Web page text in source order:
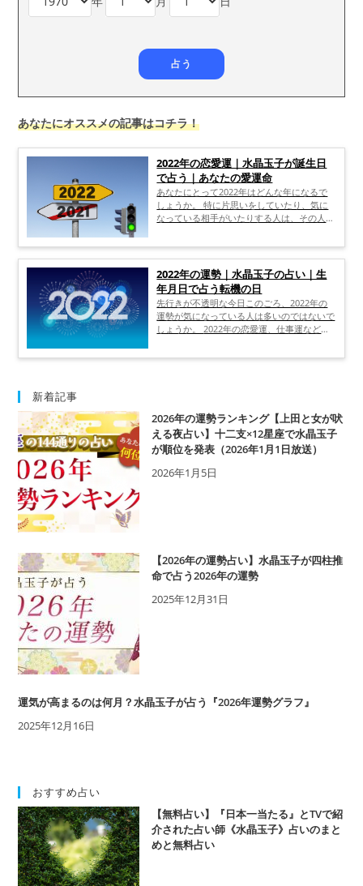
あなたにオススメの記事はコチラ！
2022年の恋愛運｜水晶玉子が誕生日
で占う｜あなたの愛運命
あなたにとって2022年はどんな年になるで
しょうか。 特に片思いをしていたり、気に
なっている相手がいたりする人は、その人と
いに頼ってみたいところですが、その鑑定が
どこまで信用できるのかわかりませんし、具
体的なアドバイスがもらえないと意味があり
ませんよね。 もし、あなたが2022年の恋愛
運について具体的に知りたいのなら、誕生日
で占える、水晶玉子先生の恋愛占いがおすす
めです。 水晶玉子先生は、「ピンポイント
で当たる！」と評判の占術師。 ここでは、
とや、話題の水晶玉子先生がどんな占術を使
てください。
2022年の運勢｜水晶玉子の占い｜生
年月日で占う転機の日
先行きが不透明な今日このごろ、2022年の
運勢が気になっている人は多いのではないで
しょうか。 2022年の恋愛運、仕事運など、
いれば、何かと準備もしやすいものです。
2022年をよい年にするためにも、ぜひ参考
にしてみてください。
新着記事
2026年の運勢ランキング【上田と女が吠
える夜占い】十二支×12星座で水晶玉子
が順位を発表（2026年1月1日放送）
2026年1月5日
【2026年の運勢占い】水晶玉子が四柱推
命で占う2026年の運勢
2025年12月31日
運気が高まるのは何月？水晶玉子が占う『2026年運勢グラフ』
2025年12月16日
おすすめ占い
【無料占い】『日本一当たる』とTVで紹
介された占い師《水晶玉子》占いのまと
めと無料占い